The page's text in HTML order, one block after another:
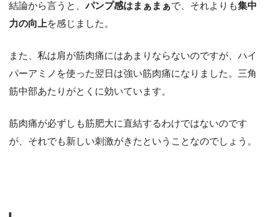
結論から言うと、パンプ感はまぁまぁで、それよりも集中
力の向上を感じました。
また、私は肩が筋肉痛にはあまりならないのですが、ハイ
パーアミノを使った翌日は強い筋肉痛になりました。三角
筋中部あたりがとくに効いています。
筋肉痛が必ずしも筋肥大に直結するわけではないのです
が、それでも新しい刺激がきたということなのでしょう。